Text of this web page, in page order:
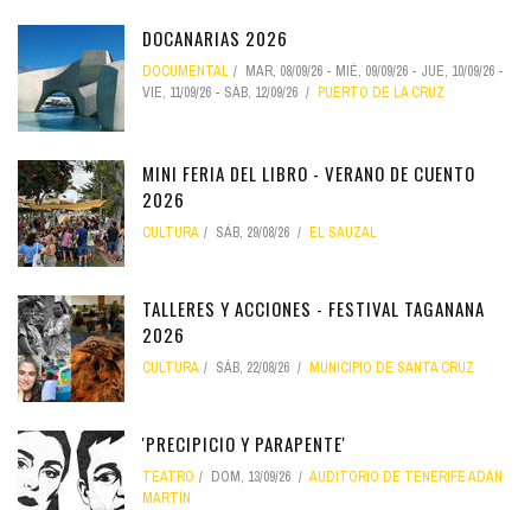
DOCANARIAS 2026
DOCUMENTAL MAR, 08/09/26 - MIÉ, 09/09/26 - JUE, 10/09/26 -
VIE, 11/09/26 - SÁB, 12/09/26 PUERTO DE LA CRUZ
MINI FERIA DEL LIBRO - VERANO DE CUENTO
2026
CULTURA SÁB, 29/08/26 EL SAUZAL
TALLERES Y ACCIONES - FESTIVAL TAGANANA
2026
CULTURA SÁB, 22/08/26 MUNICIPIO DE SANTA CRUZ
'PRECIPICIO Y PARAPENTE'
TEATRO DOM, 13/09/26
AUDITORIO DE TENERIFE ADÁN
MARTÍN